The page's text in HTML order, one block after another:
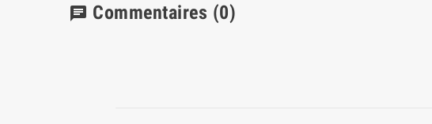
chat Commentaires (0)